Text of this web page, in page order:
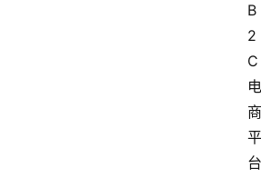
B
2
C
电
商
平
台